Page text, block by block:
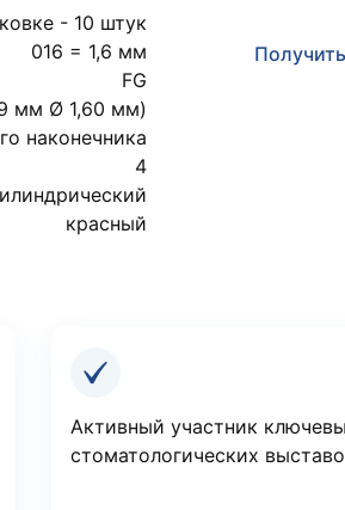
- 10 штук
016 = 1,6 мм
FG
мм Ø 1,60 мм)
наконечника
4
красный
Активный участник
стоматологических